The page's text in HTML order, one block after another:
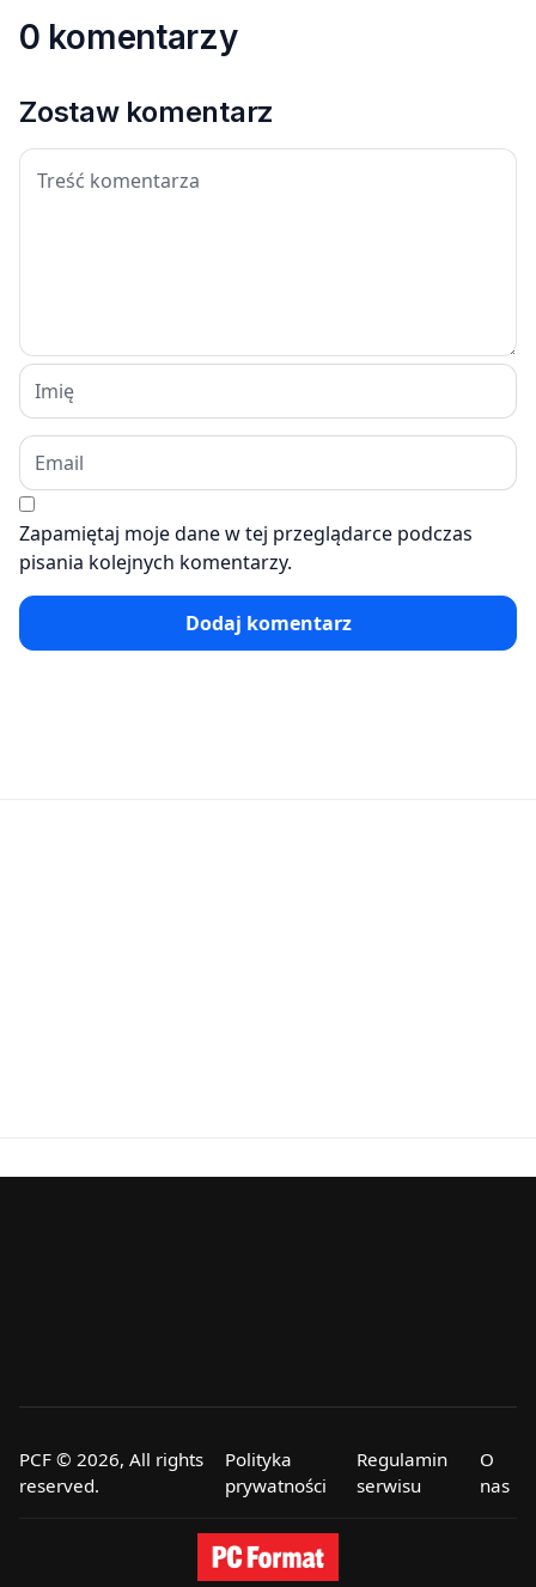
0 komentarzy
Zostaw komentarz
Zapamiętaj moje dane w tej przeglądarce podczas
pisania kolejnych komentarzy.
Dodaj komentarz
PCF © 2026, All rights
reserved.
Polityka
prywatności
Regulamin
serwisu
O
nas